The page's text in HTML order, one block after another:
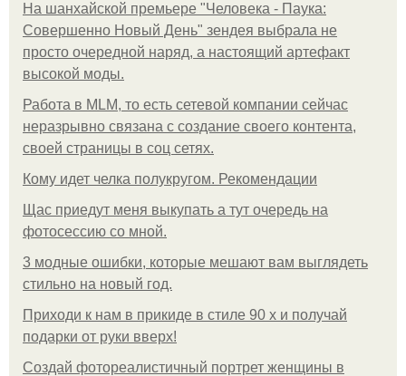
На шанхайской премьере "Человека - Паука:
Совершенно Новый День" зендея выбрала не
просто очередной наряд, а настоящий артефакт
высокой моды.
Работа в MLM, то есть сетевой компании сейчас
неразрывно связана с создание своего контента,
своей страницы в соц сетях.
Кому идет челка полукругом. Рекомендации
Щас приедут меня выкупать а тут очередь на
фотосессию со мной.
3 модные ошибки, которые мешают вам выглядеть
стильно на новый год.
Приходи к нам в прикиде в стиле 90 х и получай
подарки от руки вверх!
Создай фотореалистичный портрет женщины в